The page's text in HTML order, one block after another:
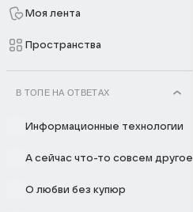
Моя лента
Пространства
В ТОПЕ НА ОТВЕТАХ
Информационные технологии
А сейчас что-то совсем другое
О любви без купюр